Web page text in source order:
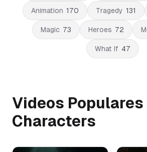
Animation 170 Tragedy 131
Magic 73 Heroes 72
What If 47
Videos Populares
Characters